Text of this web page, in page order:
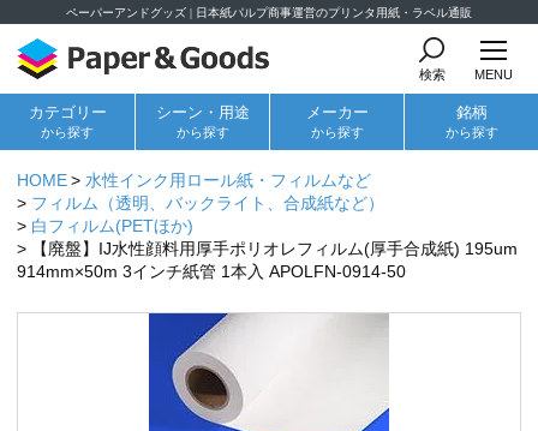
ペーパーアンドグッズ | 日本紙パルプ商事運営のプリンタ用紙・ラベル通販
検索 MENU
カテゴリー
から探す
シーン・用途
から探す
メーカー
から探す
銘柄
から探す
HOME
水性インク用ロール紙・フィルムなど
フィルム（透明、バックライト、合成紙など）
白フィルム(PETほか)
【廃盤】IJ水性顔料用厚手ポリオレフィルム(厚手合成紙) 195um
914mm×50m 3インチ紙管 1本入 APOLFN-0914-50